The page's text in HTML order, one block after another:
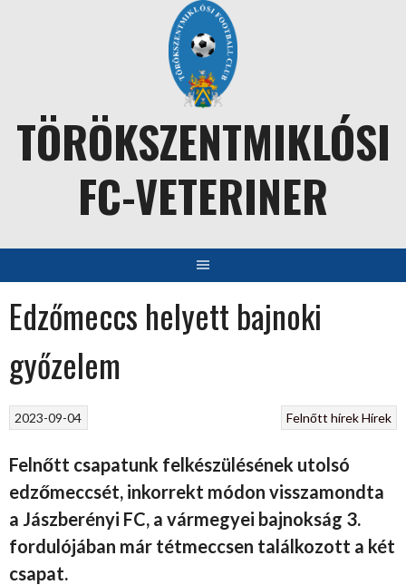
TÖRÖKSZENTMIKLÓSI
FC-VETERINER
Edzőmeccs helyett bajnoki
győzelem
Felnőtt hírekHírek
2023-09-04
Felnőtt csapatunk felkészülésének utolsó
edzőmeccsét, inkorrekt módon visszamondta
a Jászberényi FC, a vármegyei bajnokság 3.
fordulójában már tétmeccsen találkozott a két
csapat.